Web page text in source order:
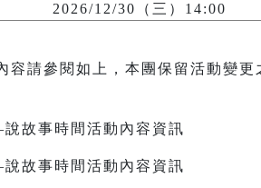
2026/12/30（三）14:00
容請參閱如上，本團保留活動變更